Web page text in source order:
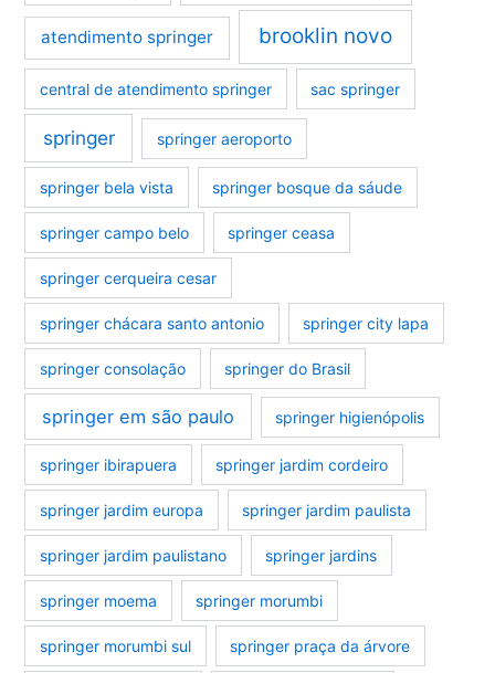
atendimento springer brooklin novo
central de atendimento springer sac springer
springer springer aeroporto
springer bela vista springer bosque da sáude
springer campo belo springer ceasa
springer cerqueira cesar
springer chácara santo antonio springer city lapa
springer consolação springer do Brasil
springer em são paulo springer higienópolis
springer ibirapuera springer jardim cordeiro
springer jardim europa springer jardim paulista
springer jardim paulistano springer jardins
springer moema springer morumbi
springer morumbi sul springer praça da árvore